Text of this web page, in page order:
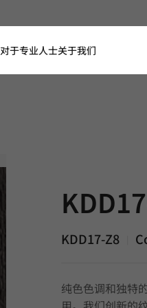
对于专业人士关于我们
KDD17-Z8
纯色色调和独特